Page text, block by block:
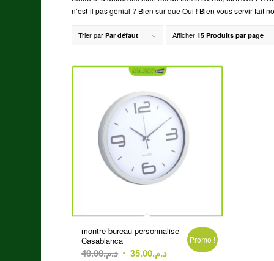
n’est-il pas génial ? Bien sûr que Oui ! Bien vous servir fait
Trier parPar défaut Afficher15 Produits par page
montre bureau personnalise
Casablanca
د.م.40.00
Le
د.م.35.00
Le
Promo !